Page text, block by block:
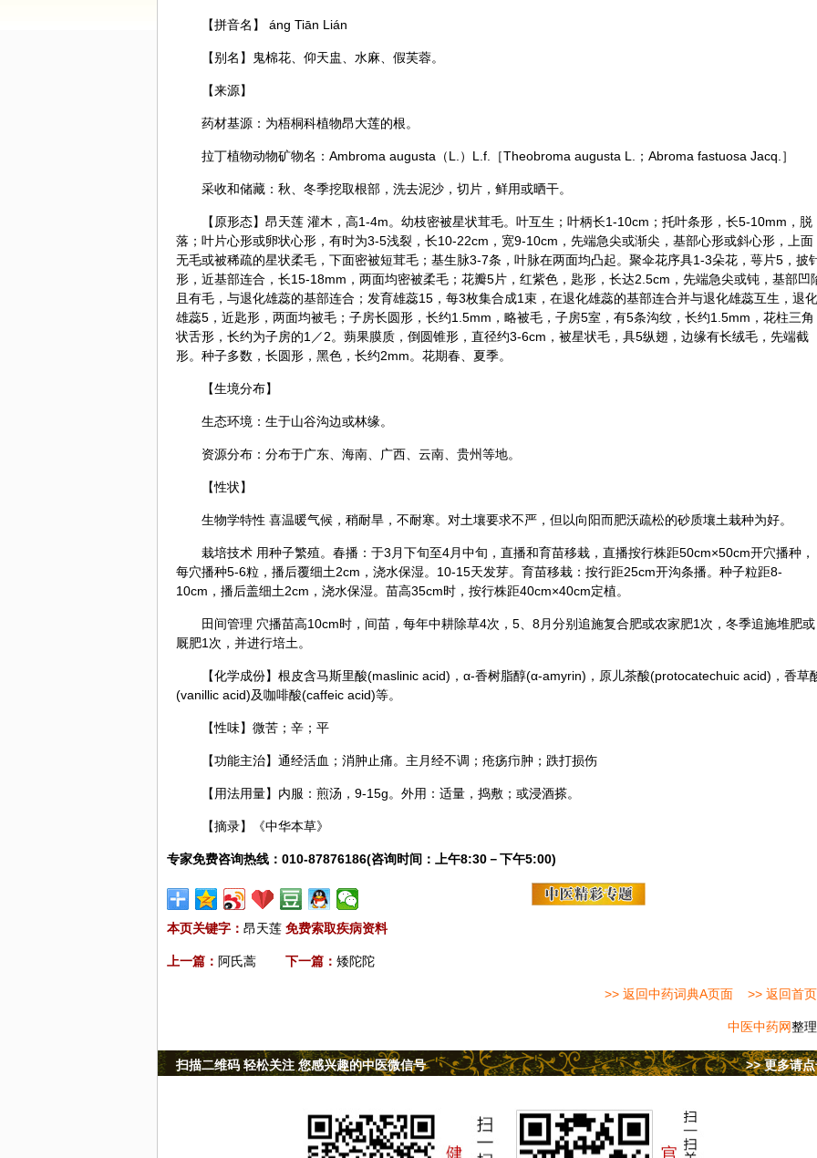
【拼音名】 ánɡ Tiān Lián
【别名】鬼棉花、仰天盅、水麻、假芙蓉。
【来源】
药材基源：为梧桐科植物昂大莲的根。
拉丁植物动物矿物名：Ambroma augusta（L.）L.f.［Theobroma augusta L.；Abroma fastuosa Jacq.］
采收和储藏：秋、冬季挖取根部，洗去泥沙，切片，鲜用或晒干。
【原形态】昂天莲 灌木，高1-4m。幼枝密被星状茸毛。叶互生；叶柄长1-10cm；托叶条形，长5-10mm，脱
落；叶片心形或卵状心形，有时为3-5浅裂，长10-22cm，宽9-10cm，先端急尖或渐尖，基部心形或斜心形，上面
无毛或被稀疏的星状柔毛，下面密被短茸毛；基生脉3-7条，叶脉在两面均凸起。聚伞花序具1-3朵花，萼片5，披
形，近基部连合，长15-18mm，两面均密被柔毛；花瓣5片，红紫色，匙形，长达2.5cm，先端急尖或钝，基部凹
且有毛，与退化雄蕊的基部连合；发育雄蕊15，每3枚集合成1束，在退化雄蕊的基部连合并与退化雄蕊互生，退化
雄蕊5，近匙形，两面均被毛；子房长圆形，长约1.5mm，略被毛，子房5室，有5条沟纹，长约1.5mm，花柱三角
状舌形，长约为子房的1／2。蒴果膜质，倒圆锥形，直径约3-6cm，被星状毛，具5纵翅，边缘有长绒毛，先端截
形。种子多数，长圆形，黑色，长约2mm。花期春、夏季。
【生境分布】
生态环境：生于山谷沟边或林缘。
资源分布：分布于广东、海南、广西、云南、贵州等地。
【性状】
生物学特性 喜温暖气候，稍耐旱，不耐寒。对土壤要求不严，但以向阳而肥沃疏松的砂质壤土栽种为好。
栽培技术 用种子繁殖。春播：于3月下旬至4月中旬，直播和育苗移栽，直播按行株距50cm×50cm开穴播种，
每穴播种5-6粒，播后覆细土2cm，浇水保湿。10-15天发芽。育苗移栽：按行距25cm开沟条播。种子粒距8-
10cm，播后盖细土2cm，浇水保湿。苗高35cm时，按行株距40cm×40cm定植。
田间管理 穴播苗高10cm时，间苗，每年中耕除草4次，5、8月分别追施复合肥或农家肥1次，冬季追施堆肥或
厩肥1次，并进行培土。
【化学成份】根皮含马斯里酸(maslinic acid)，α-香树脂醇(α-amyrin)，原儿茶酸(protocatechuic acid)，香草
(vanillic acid)及咖啡酸(caffeic acid)等。
【性味】微苦；辛；平
【功能主治】通经活血；消肿止痛。主月经不调；疮疡疖肿；跌打损伤
【用法用量】内服：煎汤，9-15g。外用：适量，捣敷；或浸酒搽。
【摘录】《中华本草》
专家免费咨询热线：010-87876186(咨询时间：上午8:30－下午5:00)
本页关键字： 昂天莲 免费索取疾病资料
上一篇： 阿氏蒿 下一篇： 矮陀陀
>> 返回中药词典A页面 >> 返回首页
中医中药网整理
>> 更多请
扫描二维码 轻松关注 您感兴趣的中医微信号